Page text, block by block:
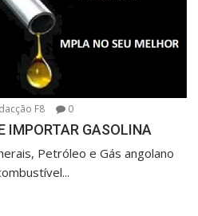
F8 0
IMPORTAR GASOLINA
Petróleo e Gás angolano